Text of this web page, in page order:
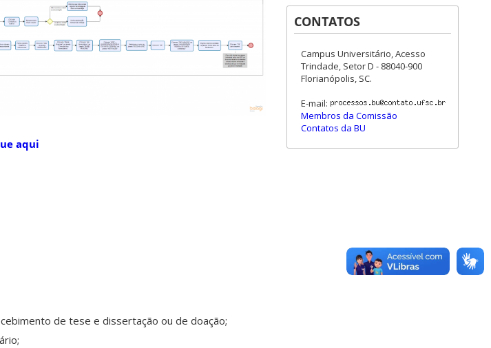
aqui
de tese e dissertação ou de doação;
CONTATOS
Campus Universitário, Acesso
Trindade, Setor D - 88040-900
Florianópolis, SC.
E-mail:
Membros da Comissão
Contatos da BU